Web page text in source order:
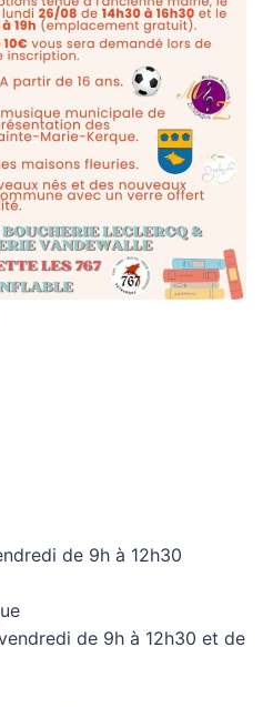
de 9h à 12h30
de 9h à 12h30 et de